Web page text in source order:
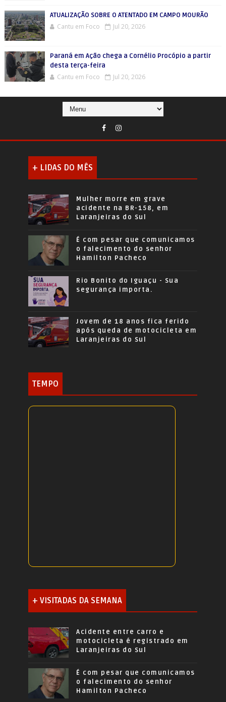
ATUALIZAÇÃO SOBRE O ATENTADO EM CAMPO MOURÃO
Cantu em Foco Jul 20, 2026
Paraná em Ação chega a Cornélio Procópio a partir
desta terça-feira
Cantu em Foco Jul 20, 2026
+ LIDAS DO MÊS
Mulher morre em grave
acidente na BR-158, em
Laranjeiras do Sul
É com pesar que comunicamos
o falecimento do senhor
Hamilton Pacheco
Rio Bonito do Iguaçu - Sua
segurança importa.
Jovem de 18 anos fica ferido
após queda de motocicleta em
Laranjeiras do Sul
TEMPO
+ VISITADAS DA SEMANA
Acidente entre carro e
motocicleta é registrado em
Laranjeiras do Sul
É com pesar que comunicamos
o falecimento do senhor
Hamilton Pacheco